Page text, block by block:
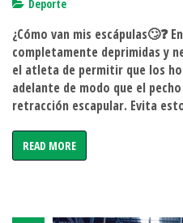
Deporte
¿Cómo van mis escápulas🙄❓
completamente deprimidas y
el atleta de permitir que los
adelante de modo que el
retracción escapular. Evita
READ MORE